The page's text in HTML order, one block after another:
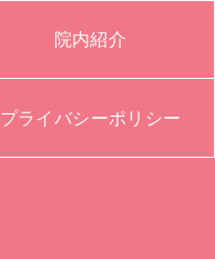
院内紹介
プライバシーポリシー